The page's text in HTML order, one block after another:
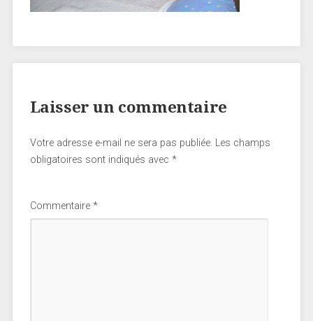
Laisser un commentaire
Votre adresse e-mail ne sera pas publiée. Les champs
obligatoires sont indiqués avec *
Commentaire *